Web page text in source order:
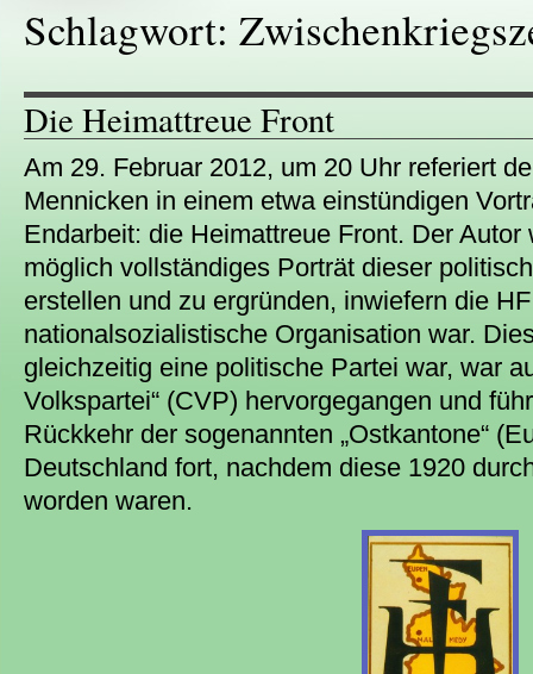
Schlagwort:
Die Heimattreue Front
Am 29. Februar 2012, um 20 Uhr referiert
Mennicken in einem etwa einstündigen
Endarbeit: die Heimattreue Front. Der
möglich vollständiges Porträt dieser
erstellen und zu ergründen, inwiefern die
nationalsozialistische Organisation war.
gleichzeitig eine politische Partei war, war
Volkspartei“ (CVP) hervorgegangen und
Rückkehr der sogenannten „Ostkantone“
Deutschland fort, nachdem diese 1920
worden waren.